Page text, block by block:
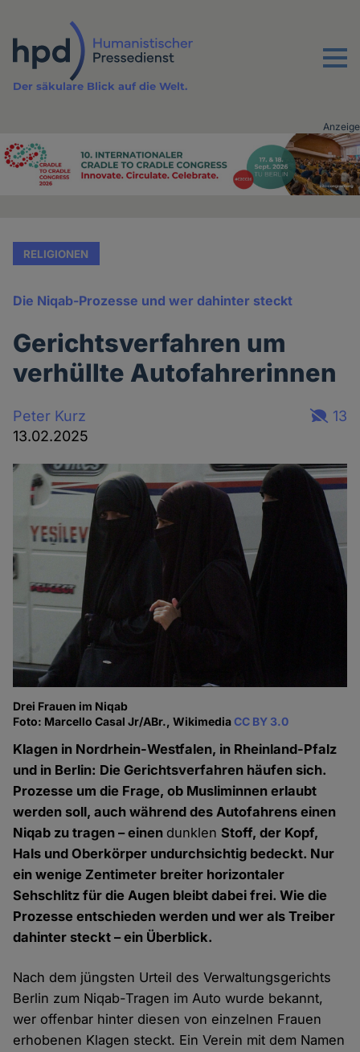
Inhalt
Menu
Der säkulare Blick auf die Welt.
Advertising
Anzeige
RELIGIONEN
Die Niqab-Prozesse und wer dahinter steckt
Gerichtsverfahren um
verhüllte Autofahrerinnen
Peter Kurz
13.02.2025
13
Drei Frauen im Niqab
Foto: Marcello Casal Jr/ABr., WikimediaCC BY 3.0
Klagen in Nordrhein-Westfalen, in Rheinland-Pfalz
und in Berlin: Die Gerichtsverfahren häufen sich.
Prozesse um die Frage, ob Musliminnen erlaubt
werden soll, auch während des Autofahrens einen
Niqab zu tragen – einen dunklenStoff, der Kopf,
Hals und Oberkörper undurchsichtig bedeckt. Nur
ein wenige Zentimeter breiter horizontaler
Sehschlitz für die Augen bleibt dabei frei. Wie die
Prozesse entschieden werden und wer als Treiber
dahinter steckt – ein Überblick.
Nach dem jüngsten Urteil des Verwaltungsgerichts
Berlin zum Niqab-Tragen im Auto wurde bekannt,
wer offenbar hinter diesen von einzelnen Frauen
erhobenen Klagen steckt. Ein Verein mit dem Namen